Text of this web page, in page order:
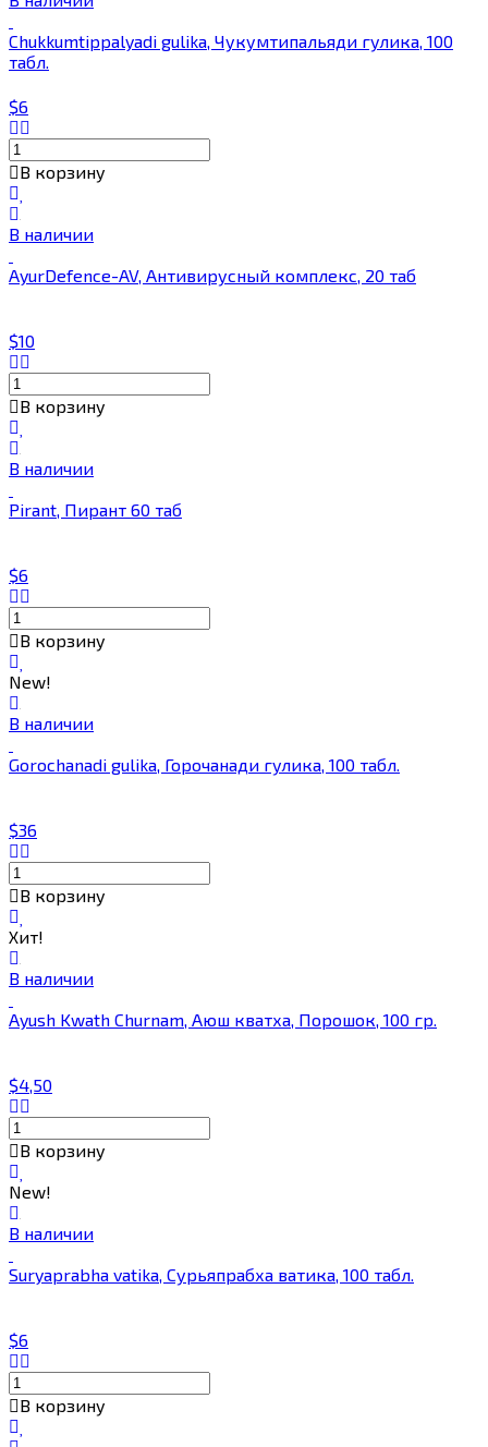
Chukkumtippalyadi gulika, Чукумтипальяди гулика, 100
табл.
$6
В корзину
В наличии
AyurDefence-AV, Антивирусный комплекс, 20 таб
$10
В корзину
В наличии
Pirant, Пирант 60 таб
$6
В корзину
New!
В наличии
Gorochanadi gulika, Горочанади гулика, 100 табл.
$36
В корзину
Хит!
В наличии
Ayush Kwath Churnam, Аюш кватха, Порошок, 100 гр.
$4,50
В корзину
New!
В наличии
Suryaprabha vatika, Сурьяпрабха ватика, 100 табл.
$6
В корзину